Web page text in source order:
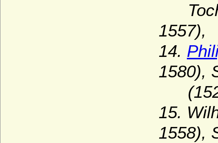
1557),
14.
1580),
15.
1558),